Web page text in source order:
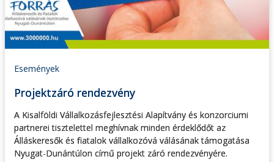
Események
Projektzáró rendezvény
A Kisalföldi Vállalkozásfejlesztési Alapítvány és konzorciumi
partnerei tisztelettel meghívnak minden érdeklődőt az
Álláskeresők és fiatalok vállalkozóvá válásának támogatása
Nyugat-Dunántúlon című projekt záró rendezvényére.